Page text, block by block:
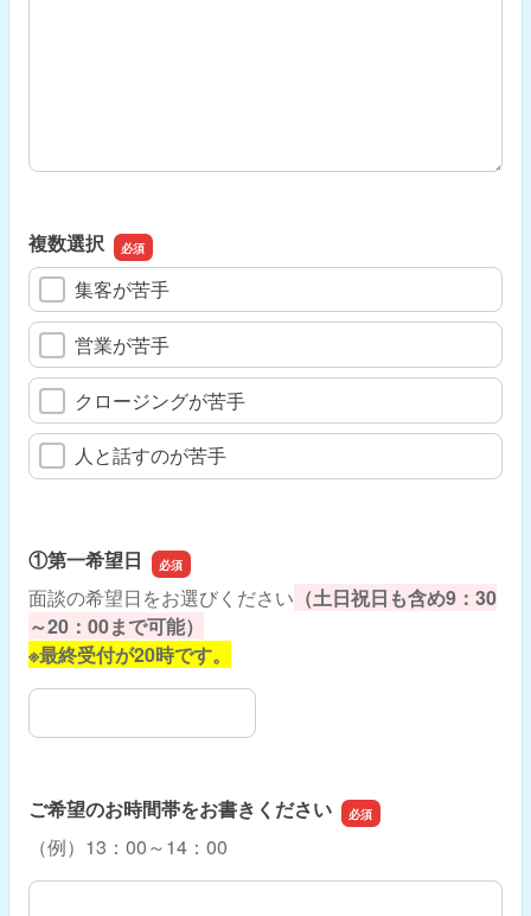
複数選択
集客が苦手
営業が苦手
クロージングが苦手
人と話すのが苦手
①第一希望日
面談の希望日をお選びください （土日祝日も含め9：30
～20：00まで可能）
※最終受付が20時です。
①第一希望日
ご希望のお時間帯をお書きください
（例）13：00～14：00
ご希望のお時間帯をお書きください